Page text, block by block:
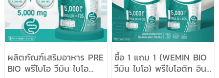
ผลิตภัณฑ์เสริมอาหาร PRE
BIO พรีไบโอ วีมิน ไบโอ
ซื้อ 1 แถม 1 (WEMIN BIO
วีมิน ไบโอ) พรีไบโอติก อิน